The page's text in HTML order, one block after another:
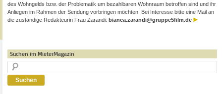
des Wohngelds bzw. der Problematik um bezahlbaren Wohnraum betroffen sind und ihr
Anliegen im Rahmen der Sendung vorbringen möchten. Bei Interesse bitte eine Mail an
die zuständige Redakteurin Frau Zarandi: bianca.zarandi@gruppe5film.de
Suchen im MieterMagazin